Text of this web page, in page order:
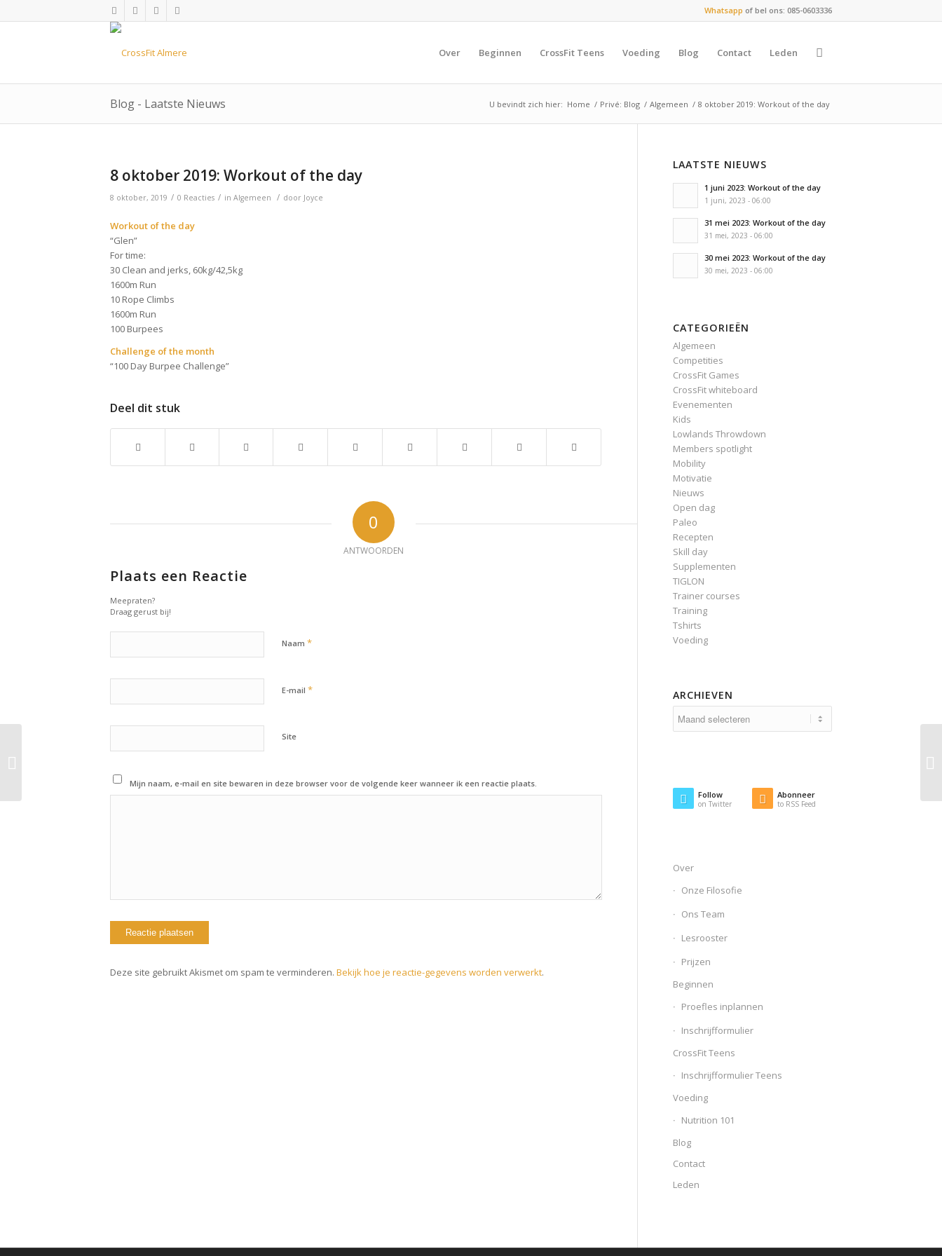
Whatsapp of bel ons: 085-0603336
Over Beginnen CrossFit Teens Voeding Blog Contact Leden
Blog - Laatste Nieuws U bevindt zich hier: Home / Privé: Blog / Algemeen / 8 oktober 2019: Workout of the day
8 oktober 2019: Workout of the day
8 oktober, 2019 / 0 Reacties / in Algemeen / door Joyce
Workout of the day
“Glen”
For time:
30 Clean and jerks, 60kg/42,5kg
1600m Run
10 Rope Climbs
1600m Run
100 Burpees
Challenge of the month
“100 Day Burpee Challenge”
Deel dit stuk
0
ANTWOORDEN
Plaats een Reactie
Meepraten?
Draag gerust bij!
Naam *
E-mail *
Site
Mijn naam, e-mail en site bewaren in deze browser voor de volgende keer wanneer ik een reactie plaats.
Deze site gebruikt Akismet om spam te verminderen. Bekijk hoe je reactie-gegevens worden verwerkt.
LAATSTE NIEUWS
1 juni 2023: Workout of the day
1 juni, 2023 - 06:00
31 mei 2023: Workout of the day
31 mei, 2023 - 06:00
30 mei 2023: Workout of the day
30 mei, 2023 - 06:00
CATEGORIEËN
Algemeen
Competities
CrossFit Games
CrossFit whiteboard
Evenementen
Kids
Lowlands Throwdown
Members spotlight
Mobility
Motivatie
Nieuws
Open dag
Paleo
Recepten
Skill day
Supplementen
TIGLON
Trainer courses
Training
Tshirts
Voeding
ARCHIEVEN
Follow
on Twitter
Abonneer
to RSS Feed
Over
Onze Filosofie
Ons Team
Lesrooster
Prijzen
Beginnen
Proefles inplannen
Inschrijfformulier
CrossFit Teens
Inschrijfformulier Teens
Voeding
Nutrition 101
Blog
Contact
Leden